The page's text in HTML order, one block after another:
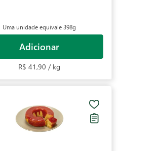
Uma unidade equivale398g
Adicionar
R$ 41,90 / kg